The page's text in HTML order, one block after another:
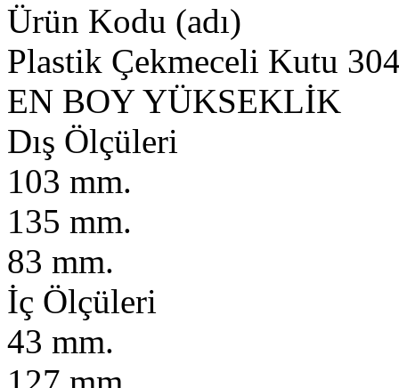
Ürün Kodu (adı)
Plastik Çekmeceli Kutu
EN BOY YÜKSEKLİK
Dış Ölçüleri
103 mm.
135 mm.
83 mm.
İç Ölçüleri
43 mm.